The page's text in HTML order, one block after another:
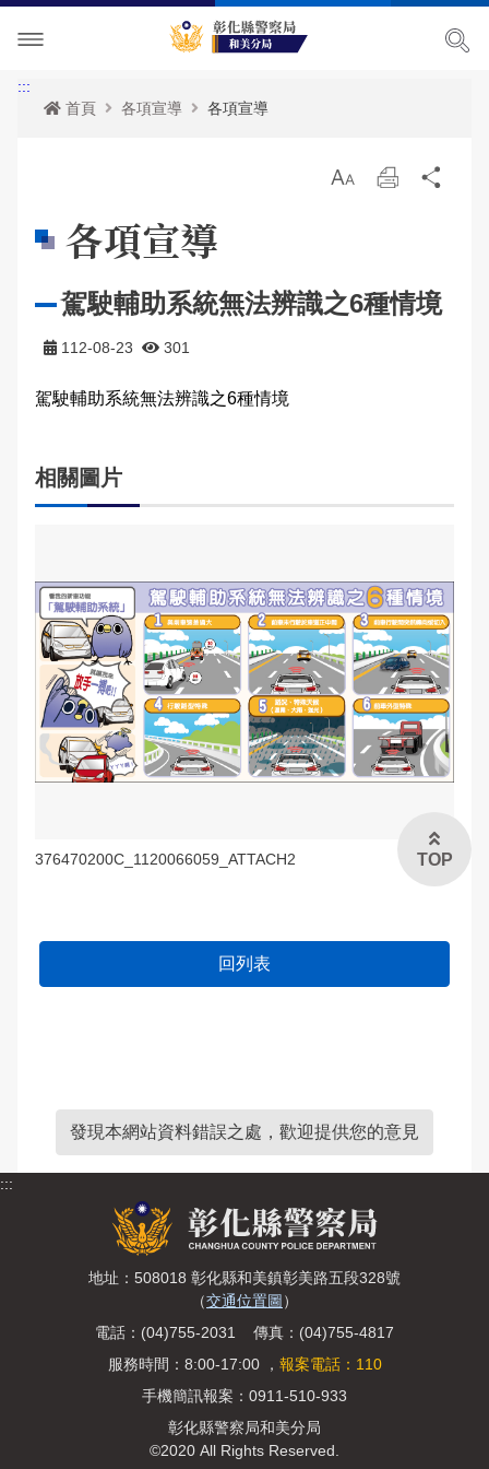
單位介紹
聯絡資訊
轄區概況
轄區派出所
活動訊息
公開徵信專區
RSS訊息中心
治安宣導
交通安全宣導
婦幼宣導
保防宣導
便民服務
政府資訊公開
申辦資訊
常見問答
民意廣場
分局長信箱
問卷調查
影音出版品
活動相簿
相關連結
本局信箱
常見問答
English
:::
首頁
各項宣導 各項宣導
放 列
各項宣導
駕駛輔助系統無法辨識之6種情境
112-08-23 301
駕駛輔助系統無法辨識之6種情境
相關圖片
376470200C_1120066059_ATTACH2
回列表
發現本網站資料錯誤之處，歡迎提供您的意見
:::
地址：508018 彰化縣和美鎮彰美路五段328號
（交通位置圖 ）
電話：(04)755-2031 傳真：(04)755-4817
服務時間：8:00-17:00 ， 報案電話：110
手機簡訊報案：0911-510-933
彰化縣警察局和美分局
©2020 All Rights Reserved.
TOP